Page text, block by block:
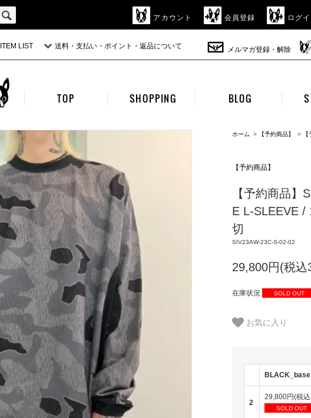
アカウント 会員登録 ログ
ITEM LIST 送料・支払い・ポイント・返品について メルマガ登録・解除
TOP SHOPPING BLOG
ホーム > 【予約商品】 >
【予約商品】
【予約商品】
E L-SLEEVE /
切
SIV23AW-23C-S-02-02
29,800円(税込
在庫状況 SOLD OUT
お気に入り
BLACK_base
2
29,800円(税
SOLD OUT